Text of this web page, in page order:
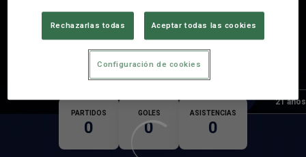
HERRANZ
POSICIÓN
DEFENSA
Nacimiento
Edad 21 años
PARTIDOS
0
GOLES
0
ASISTENCIAS
0
Rechazarlas todas Aceptar todas las cookies
Configuración de cookies